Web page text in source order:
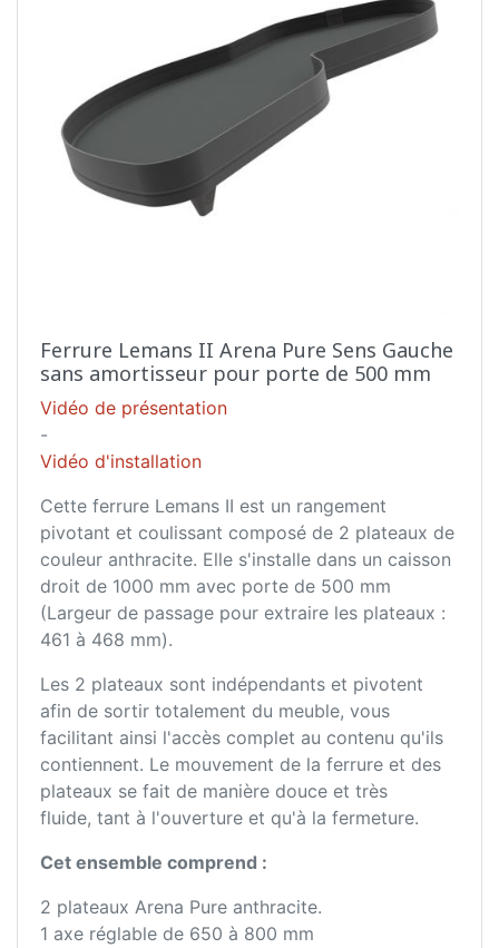
Ferrure Lemans II Arena Pure Sens Gauche
sans amortisseur pour porte de 500 mm
Vidéo de présentation
-
Vidéo d'installation
Cette ferrure Lemans II est un rangement
pivotant et coulissant composé de 2 plateaux de
couleur anthracite. Elle s'installe dans un caisson
droit de 1000 mm avec porte de 500 mm
(Largeur de passage pour extraire les plateaux :
461 à 468 mm).
Les 2 plateaux sont indépendants et pivotent
afin de sortir totalement du meuble, vous
facilitant ainsi l'accès complet au contenu qu'ils
contiennent. Le mouvement de la ferrure et des
plateaux se fait de manière douce et très
fluide, tant à l'ouverture et qu'à la fermeture.
Cet ensemble comprend :
2 plateaux Arena Pure anthracite.
1 axe réglable de 650 à 800 mm